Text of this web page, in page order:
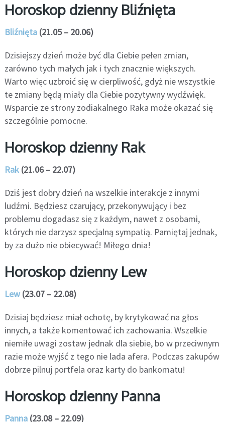
Horoskop dzienny Bliźnięta
Bliźnięta(21.05 – 20.06)
Dzisiejszy dzień może być dla Ciebie pełen zmian,
zarówno tych małych jak i tych znacznie większych.
Warto więc uzbroić się w cierpliwość, gdyż nie wszystkie
te zmiany będą miały dla Ciebie pozytywny wydźwięk.
Wsparcie ze strony zodiakalnego Raka może okazać się
szczególnie pomocne.
Horoskop dzienny Rak
Rak(21.06 – 22.07)
Dziś jest dobry dzień na wszelkie interakcje z innymi
ludźmi. Będziesz czarujący, przekonywujący i bez
problemu dogadasz się z każdym, nawet z osobami,
których nie darzysz specjalną sympatią. Pamiętaj jednak,
by za dużo nie obiecywać! Miłego dnia!
Horoskop dzienny Lew
Lew(23.07 – 22.08)
Dzisiaj będziesz miał ochotę, by krytykować na głos
innych, a także komentować ich zachowania. Wszelkie
niemiłe uwagi zostaw jednak dla siebie, bo w przeciwnym
razie może wyjść z tego nie lada afera. Podczas zakupów
dobrze pilnuj portfela oraz karty do bankomatu!
Horoskop dzienny Panna
Panna(23.08 – 22.09)